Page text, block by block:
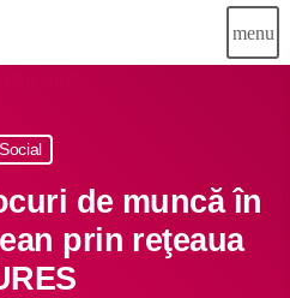
menu
close
Social
de muncă în
prin reţeaua